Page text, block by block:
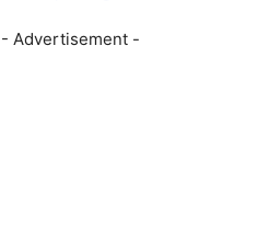
- Advertisement -